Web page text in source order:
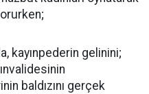
kayınpederin gelinini;
baldızını gerçek